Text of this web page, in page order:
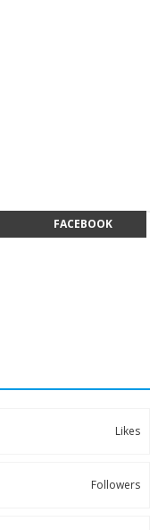
FACEBOOK
Likes
Followers